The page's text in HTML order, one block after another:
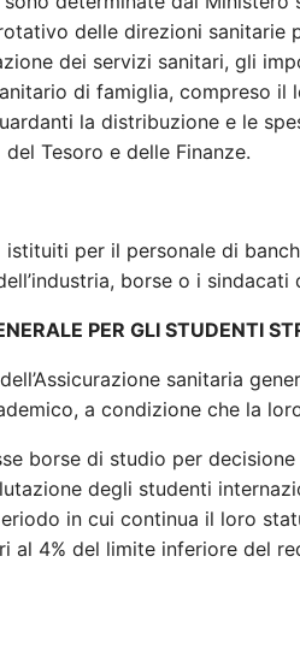
delle direzioni sanitarie
dei servizi sanitari, gli
di famiglia, compreso il
la distribuzione e le
Tesoro e delle Finanze.
per il personale di
borse o i sindacati
PER GLI STUDENTI
sanitaria
a condizione che la
borse di studio per
degli studenti
in cui continua il loro
al 4% del limite inferiore del